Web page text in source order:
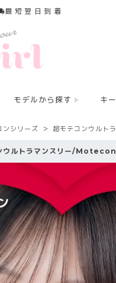
最短翌日到着
モデルから探す キ
ンシリーズ 超モテコンウルト
ンウルトラマンスリー/